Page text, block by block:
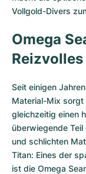
Vollgold-Divers
Omega
Seit einigen
Material-Mix
gleichzeitig einen
überwiegende
und schlichten
Titan: Eines der
ist die Omega